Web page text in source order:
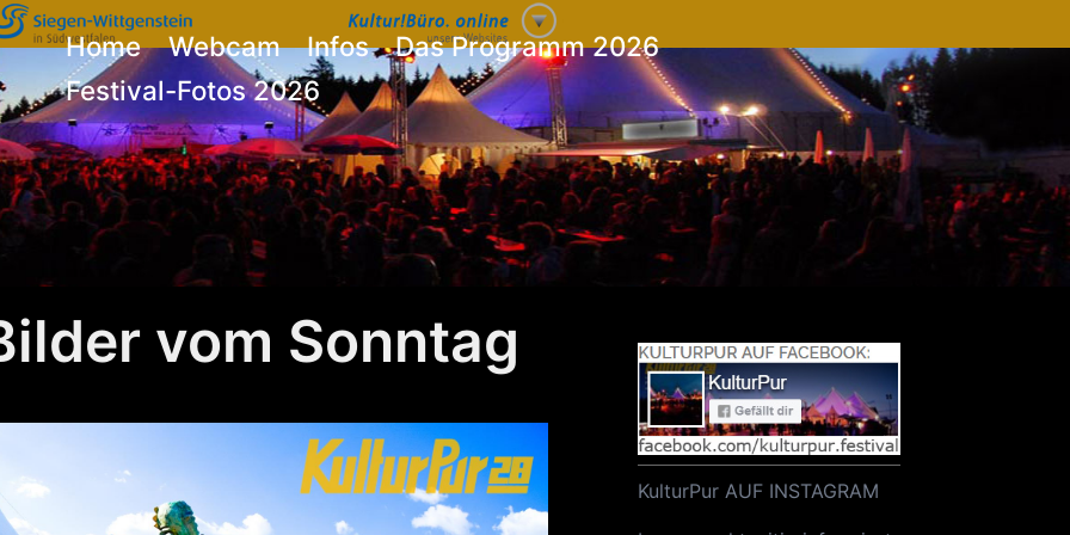
Home Webcam Infos
Das Programm 2026
Festival-Fotos 2026
vom Sonntag
KulturPur AUF INSTAGRAM